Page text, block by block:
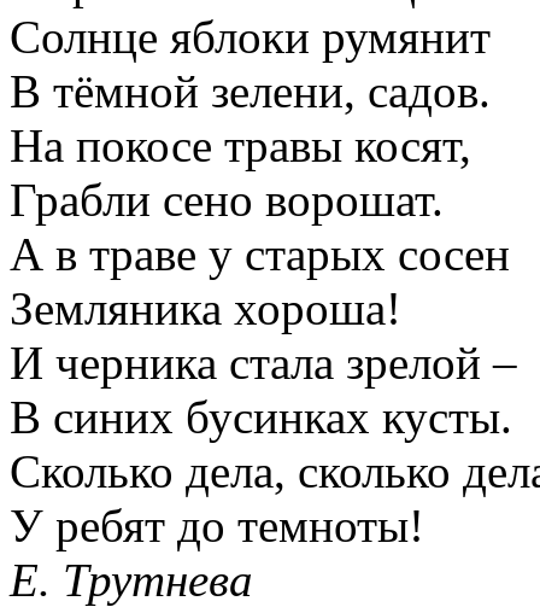
Солнце яблоки румянит
В тёмной зелени, садов.
На покосе травы косят,
Грабли сено ворошат.
А в траве у старых сосен
Земляника хороша!
И черника стала зрелой –
В синих бусинках кусты.
Сколько дела, сколько
У ребят до темноты!
Е. Трутнева